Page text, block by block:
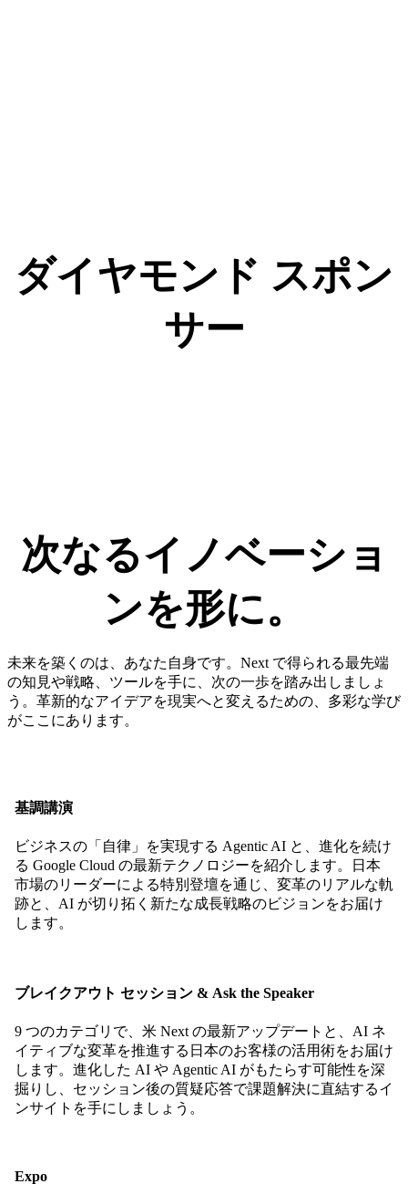
ダイヤモンド スポン
サー
次なる​イノベーショ
ンを​形に。​
未来を築くのは、あなた自身です。Next で得られる最先端
の知見や戦略、ツールを手に、次の一歩を踏み出しましょ
う。革新的なアイデアを現実へと変えるための、多彩な学び
がここにあります。
基調講演
ビジネスの「自律」を実現する Agentic AI と、進化を続け
る Google Cloud の最新テクノロジーを紹介します。日本
市場のリーダーによる特別登壇を通じ、変革のリアルな軌
跡と、AI が切り拓く新たな成長戦略のビジョンをお届け
します。
ブレイクアウト セッション & Ask the Speaker
9 つのカテゴリで、米 Next の最新アップデートと、AI ネ
イティブな変革を推進する日本のお客様の活用術をお届け
します。進化した AI や Agentic AI がもたらす可能性を深
掘りし、セッション後の質疑応答で課題解決に直結するイ
ンサイトを手にしましょう。
Expo